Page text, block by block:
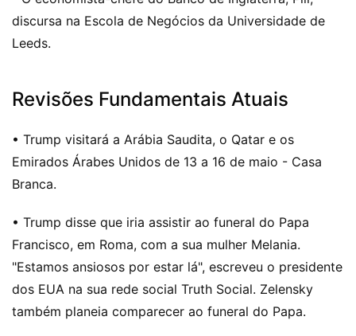
discursa na Escola de Negócios da Universidade de
Leeds.
Revisões Fundamentais Atuais
• Trump visitará a Arábia Saudita, o Qatar e os
Emirados Árabes Unidos de 13 a 16 de maio - Casa
Branca.
• Trump disse que iria assistir ao funeral do Papa
Francisco, em Roma, com a sua mulher Melania.
"Estamos ansiosos por estar lá", escreveu o presidente
dos EUA na sua rede social Truth Social. Zelensky
também planeia comparecer ao funeral do Papa.